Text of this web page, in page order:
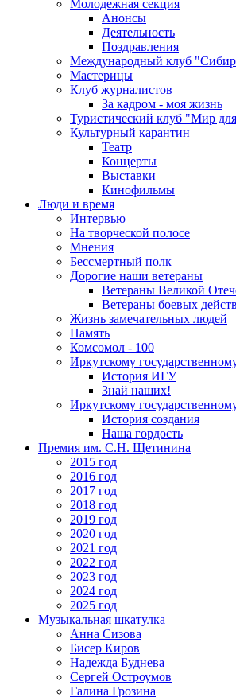
Молодежная секция
Анонсы
Деятельность
Поздравления
Международный клуб
Мастерицы
Клуб журналистов
За кадром - моя жизнь
Туристический клуб "Мир
Культурный карантин
Театр
Концерты
Выставки
Кинофильмы
Люди и время
Интервью
На творческой полосе
Мнения
Бессмертный полк
Дорогие наши ветераны
Ветераны Великой
Ветераны боевых
Жизнь замечательных людей
Память
Комсомол - 100
Иркутскому
История ИГУ
Знай наших!
Иркутскому
История создания
Наша гордость
Премия им. С.Н. Щетинина
2015 год
2016 год
2017 год
2018 год
2019 год
2020 год
2021 год
2022 год
2023 год
2024 год
2025 год
Музыкальная шкатулка
Анна Сизова
Бисер Киров
Надежда Буднева
Сергей Остроумов
Галина Грозина